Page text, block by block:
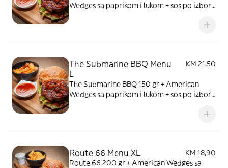
Wedges sa paprikom i lukom + sos po izboru
The Submarine BBQ Menu
L
KM 21,50
The Submarine BBQ 150 gr + American
Wedges sa paprikom i lukom + sos po izboru
Route 66 Menu XL
KM 18,90
Route 66 200 gr + American Wedges sa